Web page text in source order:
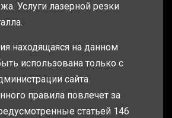
Услуги лазерной резки
находящаяся на данном
использована только с
сайта.
правила повлечет за
статьей 146